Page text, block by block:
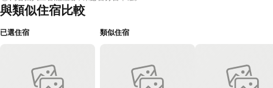
與類似住宿比較
已選住宿 類似住宿